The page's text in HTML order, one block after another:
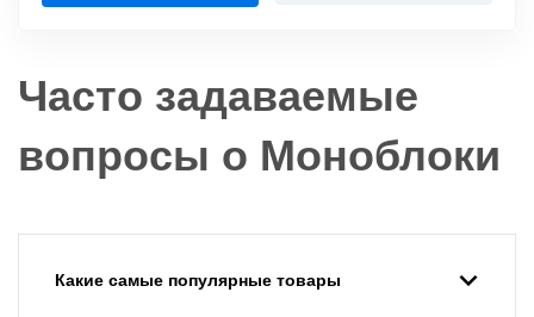
Часто задаваемые
вопросы о Моноблоки
Какие самые популярные товары